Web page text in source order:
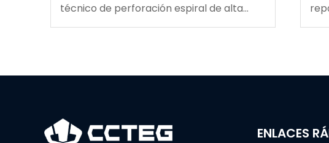
técnico de perforación espiral de alta
velocidad
ENLACES